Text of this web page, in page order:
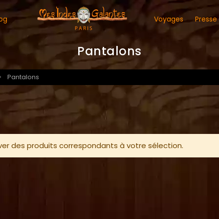
Voyages Presse
Pantalons
Pantalons
des produits correspondants à votre sélection.